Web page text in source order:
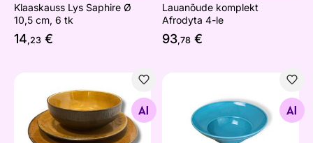
Klaaskauss Lys Saphire Ø
10,5 cm, 6 tk
14,23 €
Lauanõude komplekt
Afrodyta 4-le
93,78 €
Keraamiline komplekt Jeans mustard, 18-osa
Otsi sarnaseid
Pastataldrikud Türkiis 2-le
Otsi sarnaseid